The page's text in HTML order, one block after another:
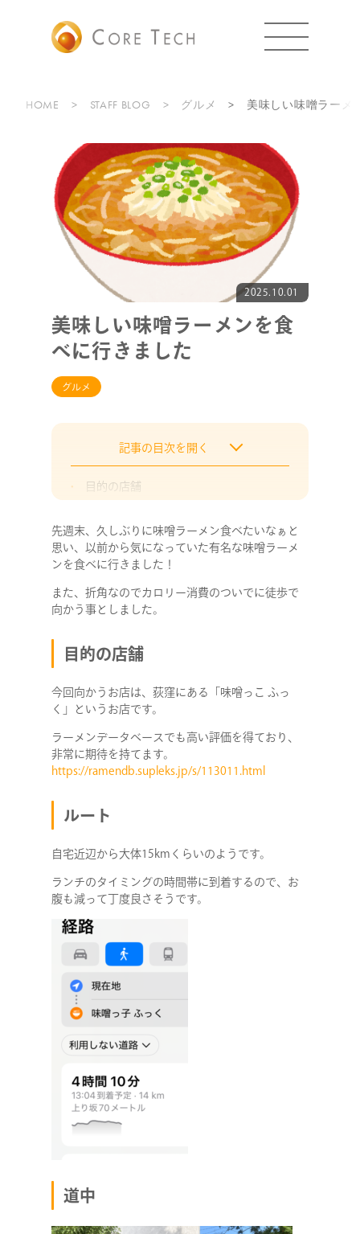
HOME STAFF BLOG グルメ 美味しい味噌ラーメ
2025.10.01
美味しい味噌ラーメンを食
べに行きました
グルメ
記事の目次を開く
目的の店舗
道中
到着
先週末、久しぶりに味噌ラーメン食べたいなぁと
思い、以前から気になっていた有名な味噌ラーメ
ンを食べに行きました！
また、折角なのでカロリー消費のついでに徒歩で
向かう事としました。
目的の店舗
今回向かうお店は、荻窪にある「味噌っこ ふっ
く」というお店です。
ラーメンデータベースでも高い評価を得ており、
非常に期待を持てます。
https://ramendb.supleks.jp/s/113011.html
ルート
自宅近辺から大体15kmくらいのようです。
ランチのタイミングの時間帯に到着するので、お
腹も減って丁度良さそうです。
道中